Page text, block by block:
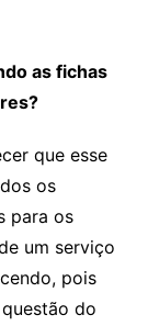
as fichas
que esse
os
para os
um serviço
pois
do